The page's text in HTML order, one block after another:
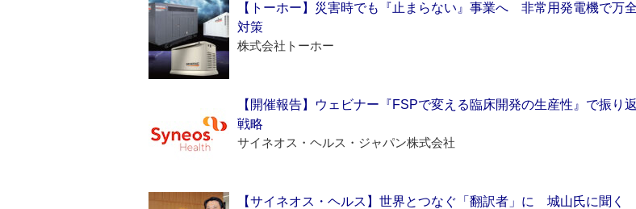
【トーホー】災害時でも『止まらない』事業へ 非常用発電機で万
対策
株式会社トーホー
【開催報告】ウェビナー『FSPで変える臨床開発の生産性』で振り
戦略
サイネオス・ヘルス・ジャパン株式会社
【サイネオス・ヘルス】世界とつなぐ「翻訳者」に 城山氏に聞く